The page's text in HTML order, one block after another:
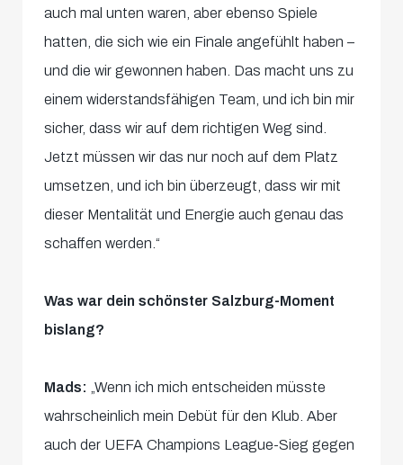
auch mal unten waren, aber ebenso Spiele
hatten, die sich wie ein Finale angefühlt haben –
und die wir gewonnen haben. Das macht uns zu
einem widerstandsfähigen Team, und ich bin mir
sicher, dass wir auf dem richtigen Weg sind.
Jetzt müssen wir das nur noch auf dem Platz
umsetzen, und ich bin überzeugt, dass wir mit
dieser Mentalität und Energie auch genau das
schaffen werden.“
Was war dein schönster Salzburg-Moment
bislang?
Mads: „Wenn ich mich entscheiden müsste
wahrscheinlich mein Debüt für den Klub. Aber
auch der UEFA Champions League-Sieg gegen